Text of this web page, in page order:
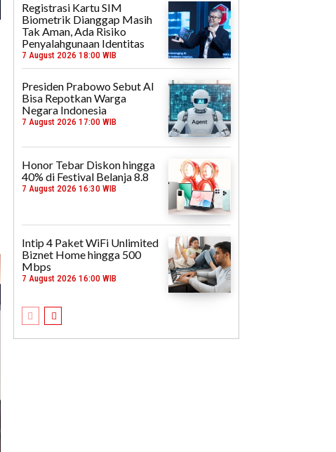
Registrasi Kartu SIM
Biometrik Dianggap Masih
Tak Aman, Ada Risiko
Penyalahgunaan Identitas
7 August 2026 18:00 WIB
Presiden Prabowo Sebut AI
Bisa Repotkan Warga
Negara Indonesia
7 August 2026 17:00 WIB
Honor Tebar Diskon hingga
40% di Festival Belanja 8.8
7 August 2026 16:30 WIB
Intip 4 Paket WiFi Unlimited
Biznet Home hingga 500
Mbps
7 August 2026 16:00 WIB